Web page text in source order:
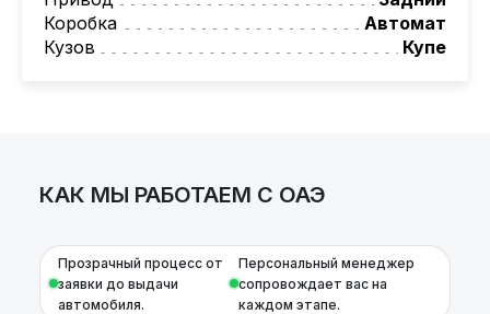
автомобили.
Условия и подробности можно узнать по
номеру: +375 (29) 689-20-20
Коробка
Автомат
Кузов
Купе
КАК МЫ РАБОТАЕМ С ОАЭ
Прозрачный процесс от
заявки до выдачи
автомобиля.
Персональный менеджер
сопровождает вас на
каждом этапе.